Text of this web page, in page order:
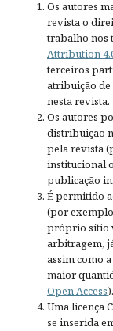
Os autores
revista o
trabalho nos
Attribution
terceiros
atribuição
nesta revista.
Os autores
distribuição
pela revista
institucional
publicação
É permitido
(por
próprio sítio
arbitragem,
assim como
maior
Open Access).
Uma licença
se inserida